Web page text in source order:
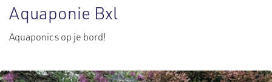
Aquaponie Bxl
Aquaponics op je bord!